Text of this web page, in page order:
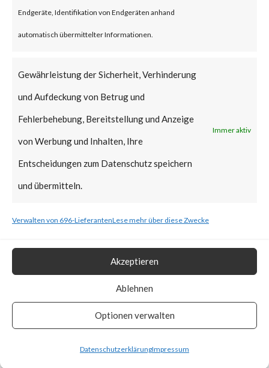
Endgeräte, Identifikation von Endgeräten anhand
automatisch übermittelter Informationen.
Gewährleistung der Sicherheit, Verhinderung
und Aufdeckung von Betrug und
Fehlerbehebung, Bereitstellung und Anzeige
von Werbung und Inhalten, Ihre
Entscheidungen zum Datenschutz speichern
und übermitteln.
Immer aktiv
Verwalten von 696-LieferantenLese mehr über diese Zwecke
Akzeptieren
Ablehnen
Optionen verwalten
DatenschutzerklärungImpressum
server. The advisory also states
that Citrix managed servers are
is required.
Why is this Significant?
This is significant because the
Citrix advisory acknowledged
exploited in the wild. Also, CISA
added the vulnerability to the
Known Exploited Vulnerabilities
Catalog on July 19th, 2023.
CISA released an advisory on
vulnerability was exploited as a